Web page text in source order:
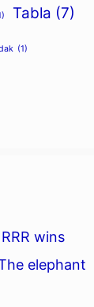
Tabla (7)
(1)
wins
elephant